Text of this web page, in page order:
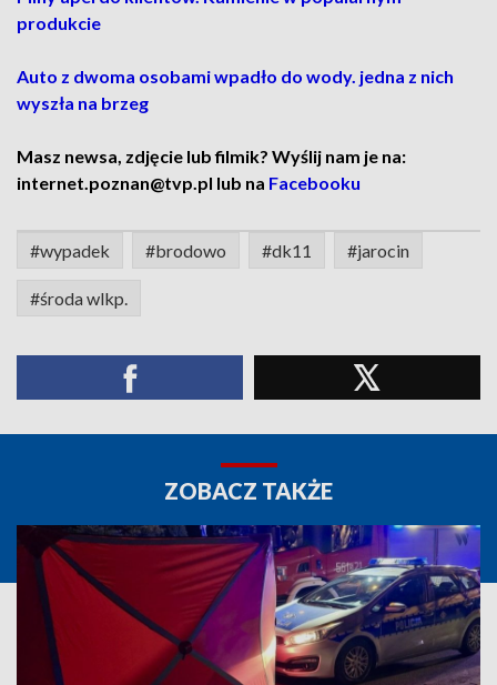
produkcie
Auto z dwoma osobami wpadło do wody. jedna z nich
wyszła na brzeg
Masz newsa, zdjęcie lub filmik? Wyślij nam je na:
internet.poznan@tvp.pl lub na Facebooku
#wypadek #brodowo #dk11 #jarocin
#środa wlkp.
ZOBACZ TAKŻE